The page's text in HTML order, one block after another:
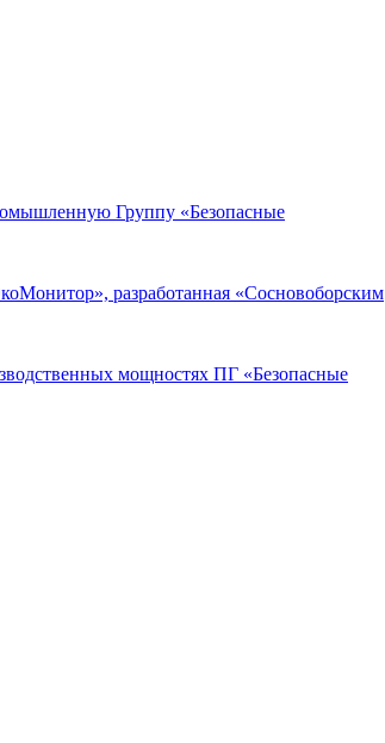
Группу «Безопасные
разработанная «Сосновоборским
мощностях ПГ «Безопасные